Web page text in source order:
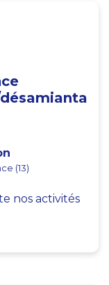
(13)
nos activités